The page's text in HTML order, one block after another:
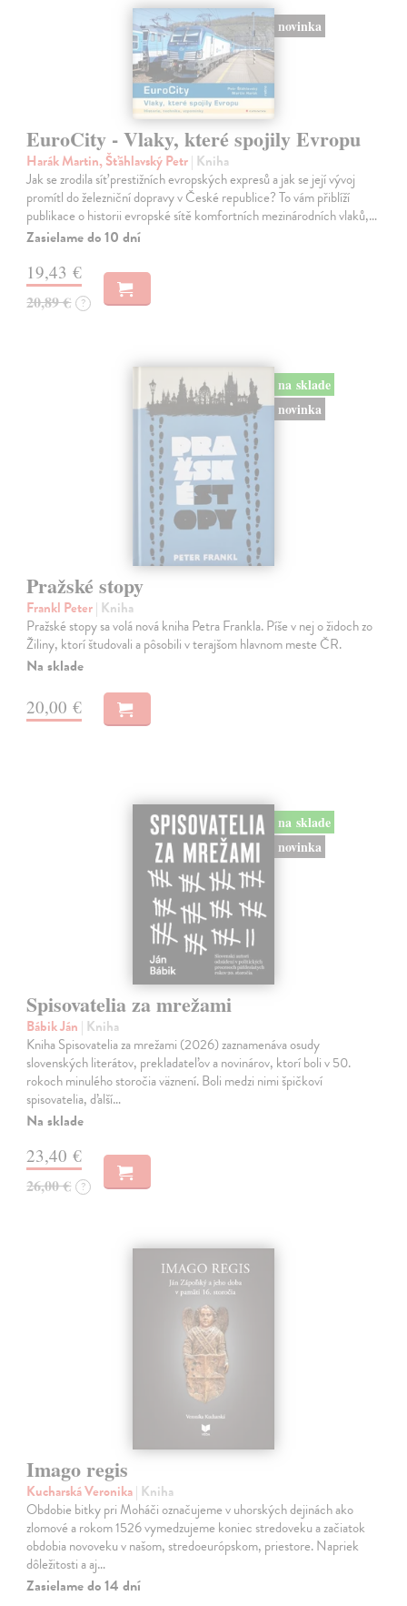
novinka
EuroCity - Vlaky, které spojily Evropu
Harák Martin, Šťáhlavský Petr| Kniha
Jak se zrodila síť prestižních evropských expresů a jak se její vývoj
promítl do železniční dopravy v České republice? To vám přiblíží
publikace o historii evropské sítě komfortních mezinárodních vlaků,…
Zasielame do 10 dní
19,43 €
20,89 € ?
na sklade
novinka
Pražské stopy
Frankl Peter| Kniha
Pražské stopy sa volá nová kniha Petra Frankla. Píše v nej o židoch zo
Žiliny, ktorí študovali a pôsobili v terajšom hlavnom meste ČR.
Na sklade
20,00 €
na sklade
novinka
Spisovatelia za mrežami
Bábik Ján | Kniha
Kniha Spisovatelia za mrežami (2026) zaznamenáva osudy
slovenských literátov, prekladateľov a novinárov, ktorí boli v 50.
rokoch minulého storočia väznení. Boli medzi nimi špičkoví
spisovatelia, ďalší…
Na sklade
23,40 €
26,00 € ?
Imago regis
Kucharská Veronika| Kniha
Obdobie bitky pri Moháči označujeme v uhorských dejinách ako
zlomové a rokom 1526 vymedzujeme koniec stredoveku a začiatok
obdobia novoveku v našom, stredoeurópskom, priestore. Napriek
dôležitosti a aj…
Zasielame do 14 dní